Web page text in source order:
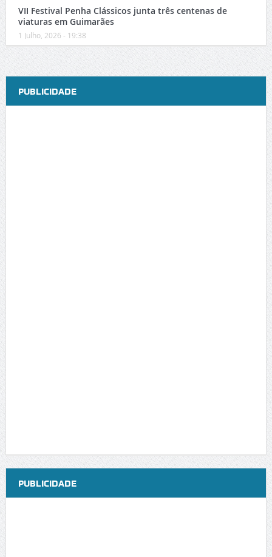
VII Festival Penha Clássicos junta três centenas de
viaturas em Guimarães
1 Julho, 2026 - 19:38
PUBLICIDADE
PUBLICIDADE